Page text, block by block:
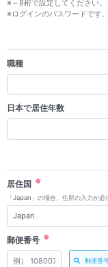
※～8桁で設定してください。
※ログインのパスワードです
職種
日本で居住年数
居住国
「Japan」の場合、住所の入力が必
郵便番号
郵便番